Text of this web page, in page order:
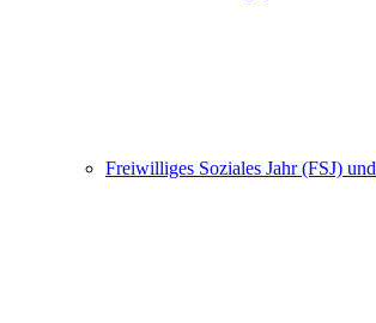
Freiwilliges Soziales Jahr (FSJ) und